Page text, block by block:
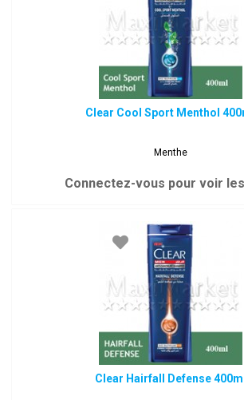
Clear Cool Sport Menthol
Menthe
Connectez-vous pour voir
Clear Hairfall Defense 400ml